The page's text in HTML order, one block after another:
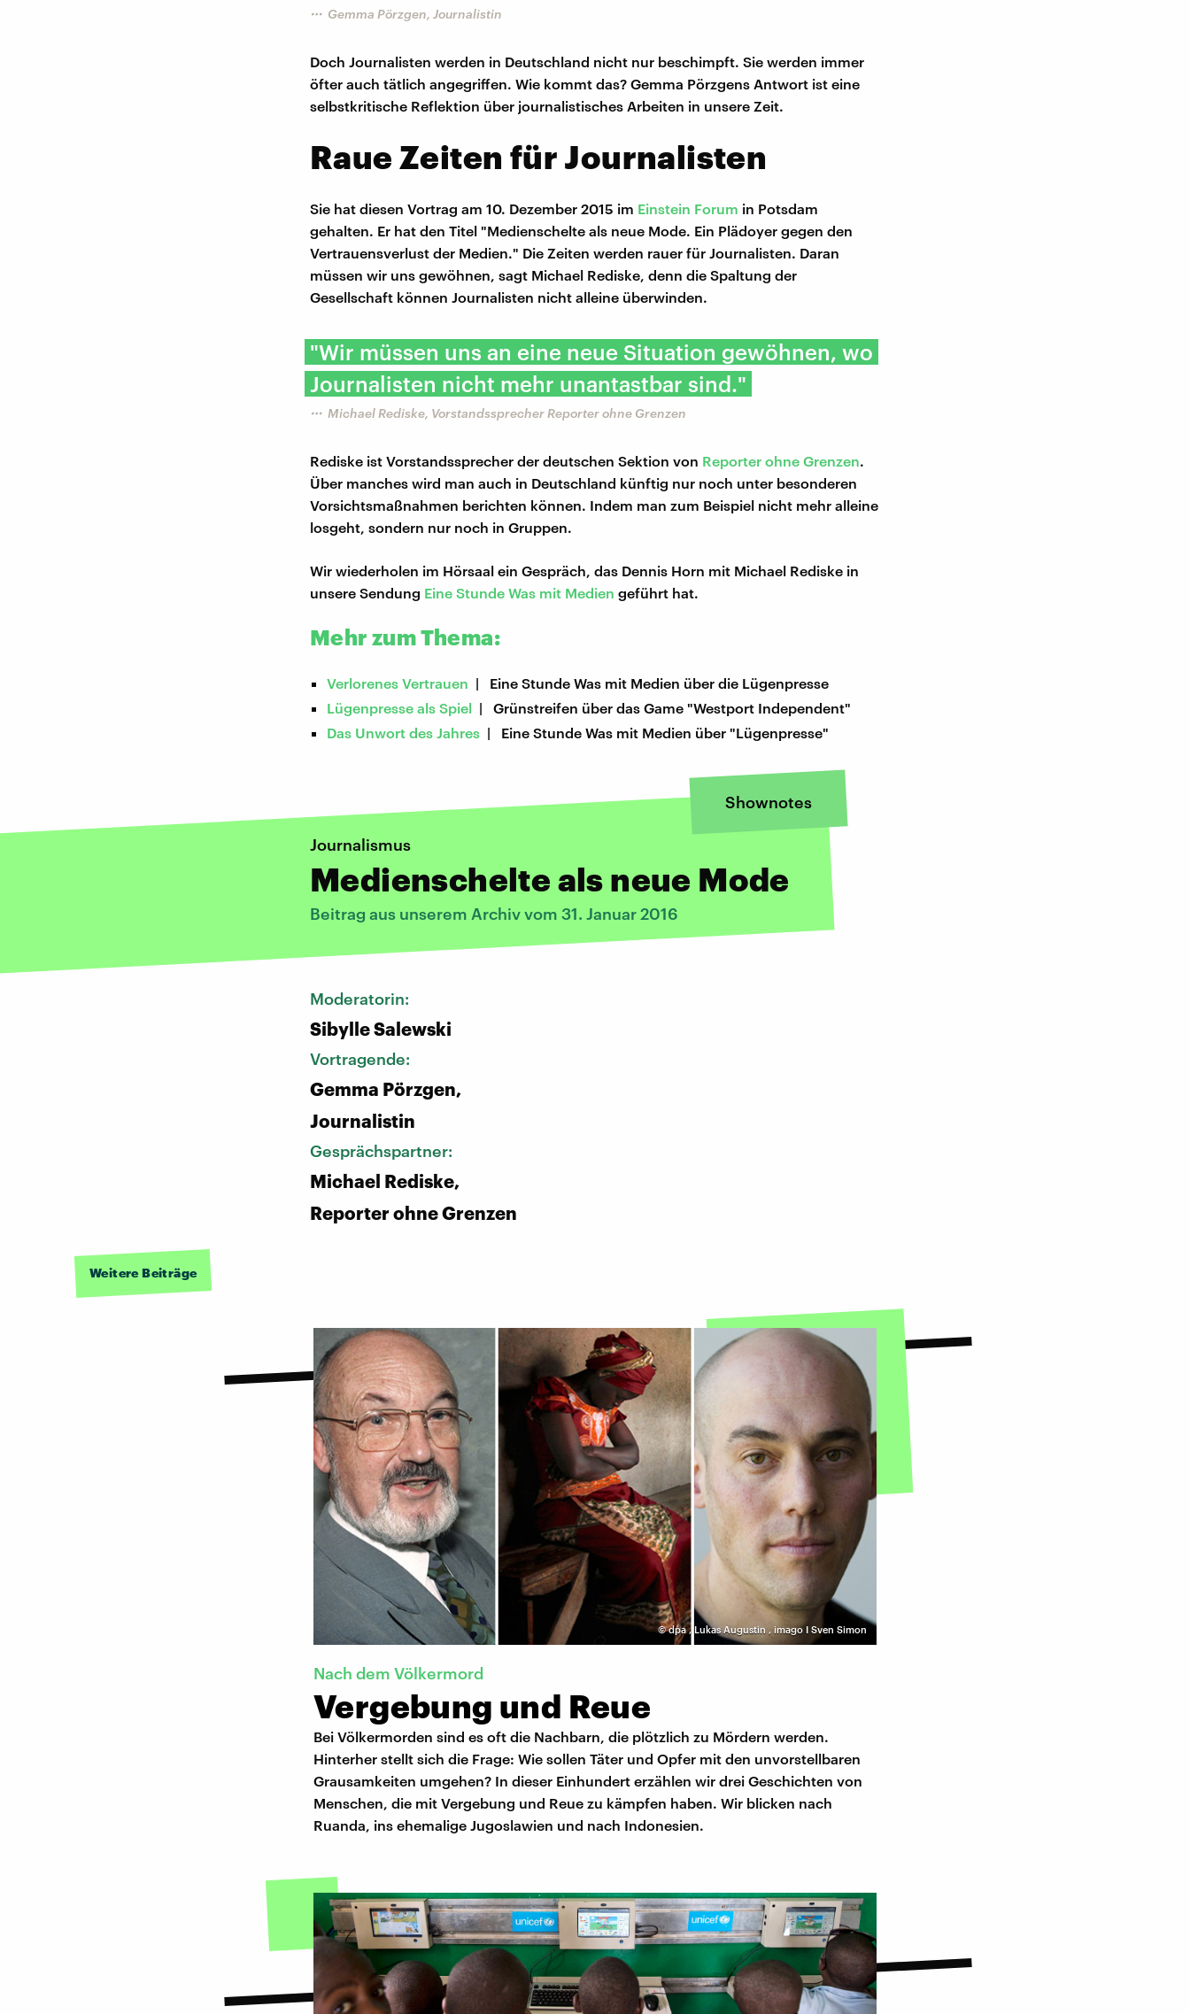
Gemma Pörzgen, Journalistin
Doch Journalisten werden in Deutschland nicht nur beschimpft. Sie werden immer
öfter auch tätlich angegriffen. Wie kommt das? Gemma Pörzgens Antwort ist eine
selbstkritische Reflektion über journalistisches Arbeiten in unsere Zeit.
Raue Zeiten für Journalisten
Sie hat diesen Vortrag am 10. Dezember 2015 im Einstein Forum in Potsdam
gehalten. Er hat den Titel "Medienschelte als neue Mode. Ein Plädoyer gegen den
Vertrauensverlust der Medien." Die Zeiten werden rauer für Journalisten. Daran
müssen wir uns gewöhnen, sagt Michael Rediske, denn die Spaltung der
Gesellschaft können Journalisten nicht alleine überwinden.
"Wir müssen uns an eine neue Situation gewöhnen, wo
Journalisten nicht mehr unantastbar sind."
Michael Rediske, Vorstandssprecher Reporter ohne Grenzen
Rediske ist Vorstandssprecher der deutschen Sektion von Reporter ohne Grenzen.
Über manches wird man auch in Deutschland künftig nur noch unter besonderen
Vorsichtsmaßnahmen berichten können. Indem man zum Beispiel nicht mehr alleine
losgeht, sondern nur noch in Gruppen.
Wir wiederholen im Hörsaal ein Gespräch, das Dennis Horn mit Michael Rediske in
unsere Sendung Eine Stunde Was mit Medien geführt hat.
Mehr zum Thema:
Verlorenes Vertrauen | Eine Stunde Was mit Medien über die Lügenpresse
Lügenpresse als Spiel | Grünstreifen über das Game "Westport Independent"
Das Unwort des Jahres | Eine Stunde Was mit Medien über "Lügenpresse"
Shownotes
Journalismus
Medienschelte als neue Mode
Beitrag aus unserem Archiv vom 31. Januar 2016
Moderatorin:
Sibylle Salewski
Vortragende:
Gemma Pörzgen,
Journalistin
Gesprächspartner:
Michael Rediske,
Reporter ohne Grenzen
Weitere Beiträge
©dpa, Lukas Augustin , imago I Sven Simon
Nach dem Völkermord
Vergebung und Reue
Bei Völkermorden sind es oft die Nachbarn, die plötzlich zu Mördern werden.
Hinterher stellt sich die Frage: Wie sollen Täter und Opfer mit den unvorstellbaren
Grausamkeiten umgehen? In dieser Einhundert erzählen wir drei Geschichten von
Menschen, die mit Vergebung und Reue zu kämpfen haben. Wir blicken nach
Ruanda, ins ehemalige Jugoslawien und nach Indonesien.